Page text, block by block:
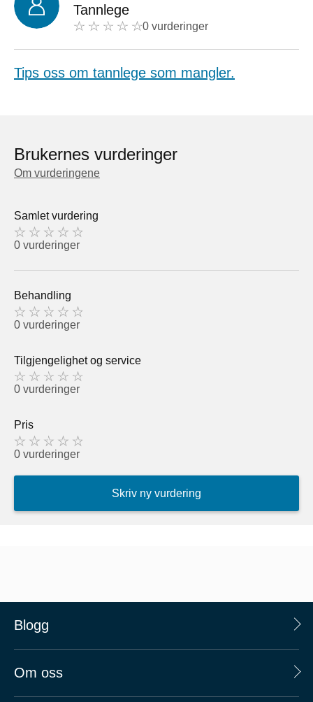
Tannlege
0 vurderinger
Tips oss om tannlege som mangler.
Brukernes vurderinger
Om vurderingene
Samlet vurdering
0 vurderinger
Behandling
0 vurderinger
Tilgjengelighet og service
0 vurderinger
Pris
0 vurderinger
Skriv ny vurdering
Blogg
Om oss